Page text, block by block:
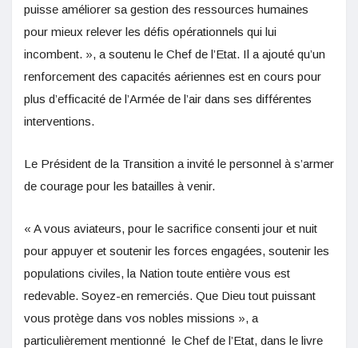
puisse améliorer sa gestion des ressources humaines
pour mieux relever les défis opérationnels qui lui
incombent. », a soutenu le Chef de l’Etat. Il a ajouté qu’un
renforcement des capacités aériennes est en cours pour
plus d’efficacité de l’Armée de l’air dans ses différentes
interventions.
Le Président de la Transition a invité le personnel à s’armer
de courage pour les batailles à venir.
« A vous aviateurs, pour le sacrifice consenti jour et nuit
pour appuyer et soutenir les forces engagées, soutenir les
populations civiles, la Nation toute entière vous est
redevable. Soyez-en remerciés. Que Dieu tout puissant
vous protège dans vos nobles missions », a
particulièrement mentionné le Chef de l’Etat, dans le livre